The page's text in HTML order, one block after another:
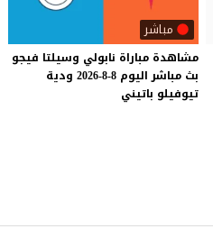
مباشر
مشاهدة مباراة نابولي وسيلتا فيجو
بث مباشر اليوم 8-8-2026
ودية
تيوفيلو باتيني